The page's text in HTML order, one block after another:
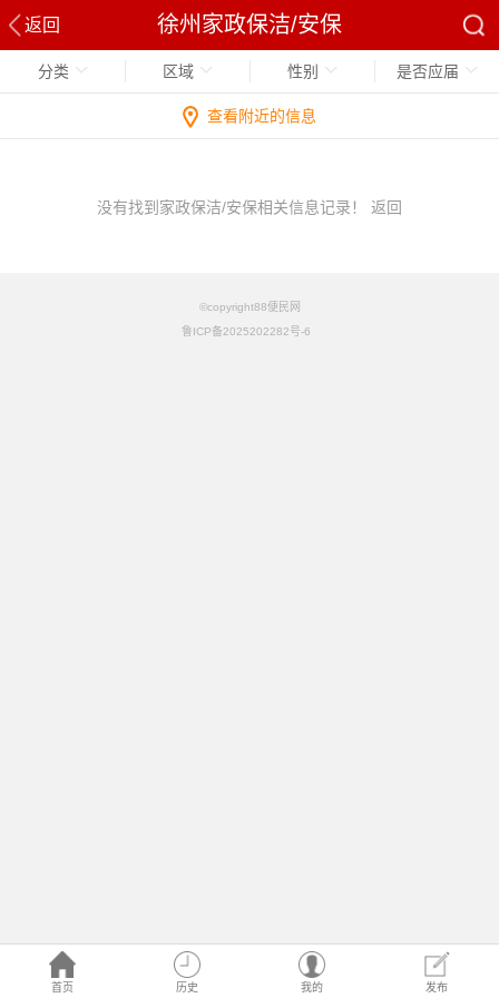
返回 徐州家政保洁/安保
首页 历史 我的 发布
分类 区域 性别 是否应届
查看附近的信息
没有找到家政保洁/安保相关信息记录！ 返回
©copyright88便民网
鲁ICP备2025202282号-6